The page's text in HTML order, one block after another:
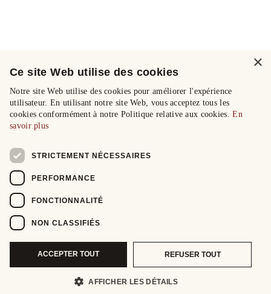
×
Ce site Web utilise des cookies
Notre site Web utilise des cookies pour améliorer l'expérience
utilisateur. En utilisant notre site Web, vous acceptez tous les
cookies conformément à notre Politique relative aux cookies.En
savoir plus
STRICTEMENT NÉCESSAIRES
PERFORMANCE
FONCTIONNALITÉ
NON CLASSIFIÉS
ACCEPTER TOUT REFUSER TOUT
AFFICHER LES DÉTAILS